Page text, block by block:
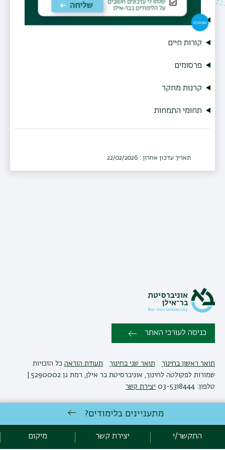
שיוך
קורות חיים
פרסומים
קרנות מחקר
תחומי התמחות
תאריך עדכון אחרון : 22/02/2026
כניסה לעורכי האתר
תואר ראשון בחינוך תואר שני בחינוך תעודת הוראה כל הזכויות
טלפון: 03-5318444
יצירת קשר
אגף תקשוב, אוניברסיטת בר-אילן
אקדימה בר-אילן
מתעניינים בלימודים?
התקשר/י יצירת קשר מיקום